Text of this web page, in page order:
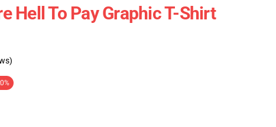
Hell To Pay Graphic T-Shirt